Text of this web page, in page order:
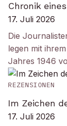
Chronik
17. Juli 2026
Die
legen mit
Jahres 1946
REZENSIONEN
Im Zeichen
17. Juli 2026